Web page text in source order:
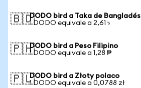
🇧🇩DODO bird a Taka de Bangladés
1 DODO equivale a 2,61 ৳
🇵🇭DODO bird a Peso Filipino
1 DODO equivale a 1,28 ₱
🇵🇱DODO bird a Złoty polaco
1 DODO equivale a 0,0788 zł